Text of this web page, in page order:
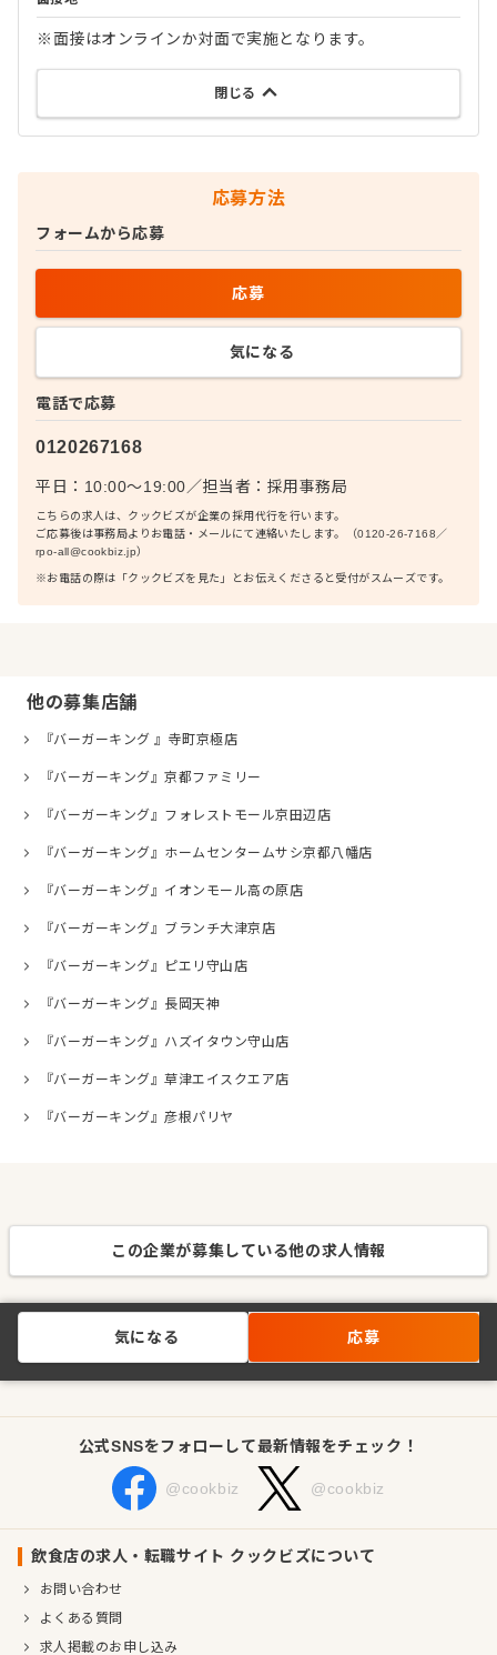
※面接はオンラインか対面で実施となります。
閉じる
応募方法
電話で応募
0120267168
平日：10:00〜19:00／担当者： 採用事務局
こちらの求人は、クックビズが企業の採用代行を行います。
ご応募後は事務局よりお電話・メールにて連絡いたします。（0120-26-7168／
rpo-all@cookbiz.jp）
※お電話の際は「クックビズを見た」とお伝えくださると受付がスムーズです。
フォームから応募
応募
気になる
他の募集店舗
『バーガーキング 』寺町京極店
『バーガーキング』京都ファミリー
『バーガーキング』フォレストモール京田辺店
『バーガーキング』ホームセンタームサシ京都八幡店
『バーガーキング』イオンモール高の原店
『バーガーキング』ブランチ大津京店
『バーガーキング』ピエリ守山店
『バーガーキング』長岡天神
『バーガーキング』ハズイタウン守山店
『バーガーキング』草津エイスクエア店
『バーガーキング』彦根パリヤ
この企業が募集している他の求人情報
気になる 応募
公式SNSをフォローして最新情報をチェック！
@cookbiz @cookbiz
飲食店の求人・転職サイト クックビズについて
お問い合わせ
よくある質問
求人掲載のお申し込み